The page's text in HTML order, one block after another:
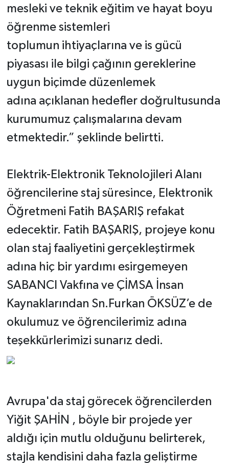
mesleki ve teknik eğitim ve hayat boyu
öğrenme sistemleri
toplumun ihtiyaçlarına ve is gücü
piyasası ile bilgi çağının gereklerine
uygun biçimde düzenlemek
adına açıklanan hedefler doğrultusunda
kurumumuz çalışmalarına devam
etmektedir.” şeklinde belirtti.
Elektrik-Elektronik Teknolojileri Alanı
öğrencilerine staj süresince, Elektronik
Öğretmeni Fatih BAŞARIŞ refakat
edecektir. Fatih BAŞARIŞ, projeye konu
olan staj faaliyetini gerçekleştirmek
adına hiç bir yardımı esirgemeyen
SABANCI Vakfına ve ÇİMSA İnsan
Kaynaklarından Sn.Furkan ÖKSÜZ’e de
okulumuz ve öğrencilerimiz adına
teşekkürlerimizi sunarız dedi.
Avrupa'da staj görecek öğrencilerden
Yiğit ŞAHİN , böyle bir projede yer
aldığı için mutlu olduğunu belirterek,
stajla kendisini daha fazla geliştirme